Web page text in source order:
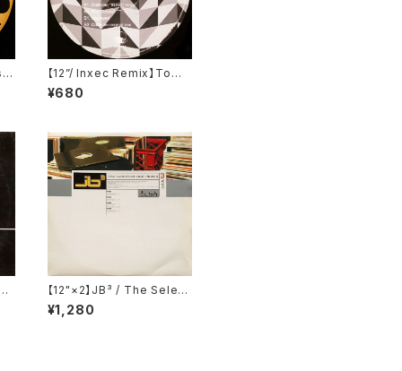
/
【12”/ Inxec Remix】Tom
Dazing / Flabbergasted
EP (Toys For Boys Reco
¥680
【12"×2】JB³ / The Select
ed Dub Plates (Bush) (B
ush 2012)
¥1,280